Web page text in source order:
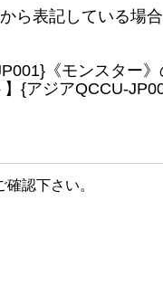
ら表記している場
《モンスター
{アジアQCCU-
認下さい。